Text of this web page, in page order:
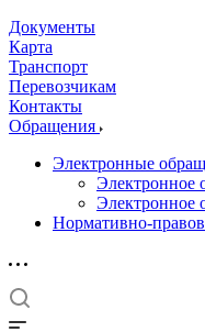
Документы
Карта
Транспорт
Перевозчикам
Контакты
Обращения
Электронные
Электронное
Электронное
Нормативно-